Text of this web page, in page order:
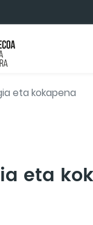
eta kokapena
eta